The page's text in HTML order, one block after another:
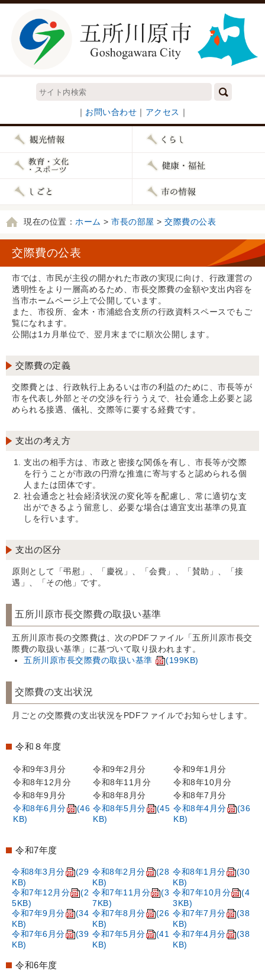
｜ お問い合わせ ｜ アクセス ｜
現在の位置： ホーム > 市長の部屋 > 交際費の公表
交際費の公表
市では、市民が主役の開かれた市政の実現に向け、行政運営の
透明性をより一層高めるため、市長交際費の金額や支出内容を
当市ホームページ上で公開しています。
また、市役所、金木・市浦総合支所の行政資料スペースでもご
覧になれます。
公開は1カ月単位で、翌月末までに順次公開します。
交際費の定義
交際費とは、行政執行上あるいは市の利益のために、市長等が
市を代表し外部とその交渉を行ううえで、社会通念上必要と認
められる接遇、儀礼、交際等に要する経費です。
支出の考え方
支出の相手方は、市政と密接な関係を有し、市長等が交際
を行うことが市政の円滑な推進に寄与すると認められる個
人または団体です。
社会通念と社会経済状況の変化等を配慮し、常に適切な支
出ができるよう留意し、必要な場合は適宜支出基準の見直
しを行います。
支出の区分
原則として「弔慰」、「慶祝」、「会費」、「賛助」、「接
遇」、「その他」です。
五所川原市長交際費の取扱い基準
五所川原市長の交際費は、次のPDFファイル「五所川原市長交
際費の取扱い基準」に基づいて取り扱われます。
五所川原市長交際費の取扱い基準
(199KB)
交際費の支出状況
月ごとの交際費の支出状況をPDFファイルでお知らせします。
令和８年度
令和9年3月分 令和9年2月分
令和9年1月分
令和8年12月分
令和8年11月分
令和8年10月分
令和8年9月分
令和8年8月分
令和8年7月分
令和8年6月分
(46
KB)
令和8年5月分
(45
KB)
令和8年4月分
(36
KB)
令和7年度
令和8年3月分
(29
KB)
令和8年2月分
(28
KB)
令和8年1月分
(30
KB)
令和7年12月分
(2
5KB)
令和7年11月分
(3
7KB)
令和7年10月分
(4
3KB)
令和7年9月分
(34
KB)
令和7年8月分
(26
KB)
令和7年7月分
(38
KB)
令和7年6月分
(39
KB)
令和7年5月分
(41
KB)
令和7年4月分
(38
KB)
令和6年度